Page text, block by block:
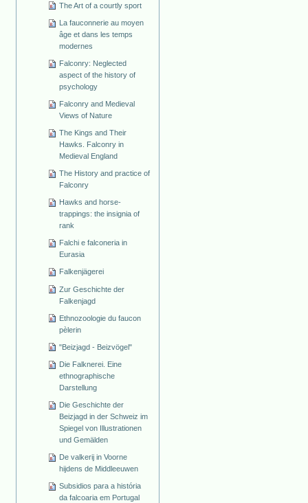
The Art of a courtly sport
La fauconnerie au moyen
âge et dans les temps
modernes
Falconry: Neglected
aspect of the history of
psychology
Falconry and Medieval
Views of Nature
The Kings and Their
Hawks. Falconry in
Medieval England
The History and practice of
Falconry
Hawks and horse-
trappings: the insignia of
rank
Falchi e falconeria in
Eurasia
Falkenjägerei
Zur Geschichte der
Falkenjagd
Ethnozoologie du faucon
pèlerin
"Beizjagd - Beizvögel"
Die Falknerei. Eine
ethnographische
Darstellung
Die Geschichte der
Beizjagd in der Schweiz im
Spiegel von Illustrationen
und Gemälden
De valkerij in Voorne
hijdens de Middleeuwen
Subsidios para a história
da falcoaria em Portugal